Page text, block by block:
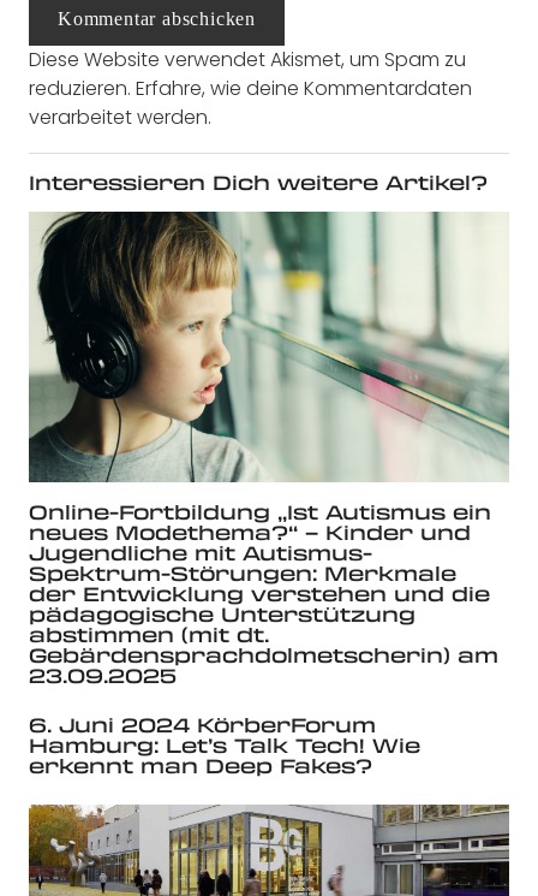
Kommentar abschicken
Diese Website verwendet Akismet, um Spam zu
reduzieren. Erfahre, wie deine Kommentardaten
verarbeitet werden.
Interessieren Dich weitere Artikel?
Online-Fortbildung „Ist Autismus ein
neues Modethema?“ – Kinder und
Jugendliche mit Autismus-
Spektrum-Störungen: Merkmale
der Entwicklung verstehen und die
pädagogische Unterstützung
abstimmen (mit dt.
Gebärdensprachdolmetscherin) am
23.09.2025
6. Juni 2024 KörberForum
Hamburg: Let’s Talk Tech! Wie
erkennt man Deep Fakes?